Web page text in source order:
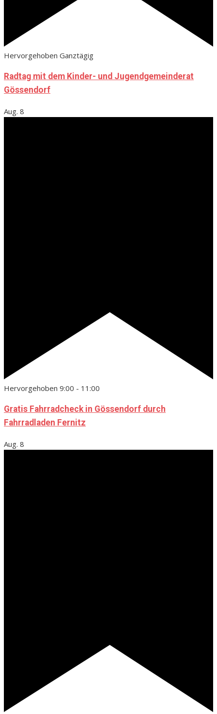
Hervorgehoben Ganztägig
Radtag mit dem Kinder- und Jugendgemeinderat
Gössendorf
Aug. 8
Hervorgehoben 9:00 - 11:00
Gratis Fahrradcheck in Gössendorf durch
Fahrradladen Fernitz
Aug. 8